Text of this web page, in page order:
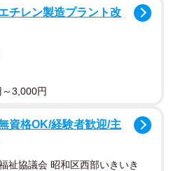
チレン製造プラント改
3,000円
資格OK/経験者歓迎/主
祉協議会 昭和区西部いきいき